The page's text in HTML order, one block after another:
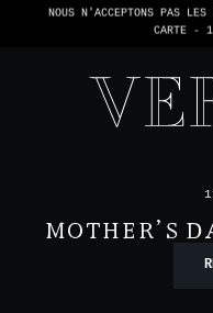
NOUS N'ACCEPTONS PAS
CARTE -
MOTHER’S